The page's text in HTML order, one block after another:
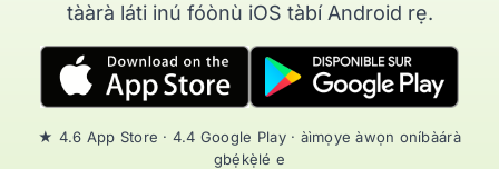
tààrà láti inú fóònù iOS tàbí Android rẹ.
★ 4.6 App Store · 4.4 Google Play · àìmọye àwọn oníbàárà
gbẹ́kẹ̀lé e